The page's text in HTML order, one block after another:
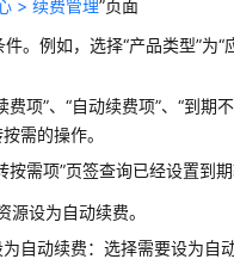
> 续费管理”页面
件。例如，选择“产品类型”为
费项”、“自动续费项”、“到期
需的操作。
按需项”页签查询已经设置到期
源设为自动续费。
自动续费：选择需要设为自